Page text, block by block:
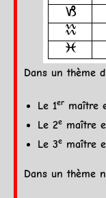
Dans unthème
Le 1er maître
Le 2e maître
Le 3e maître
Dans unthème